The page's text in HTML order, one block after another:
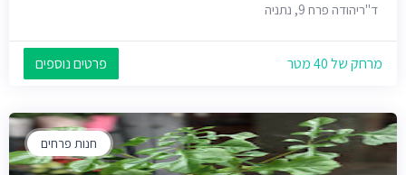
ד"ריהודה פרח 9, נתניה
מרחק של 40 מטר פרטים נוספים
חנות פרחים